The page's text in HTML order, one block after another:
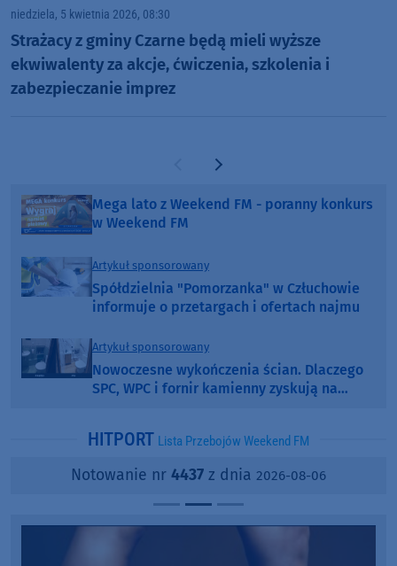
niedziela, 5 kwietnia 2026, 08:30
Strażacy z gminy Czarne będą mieli wyższe
ekwiwalenty za akcje, ćwiczenia, szkolenia i
zabezpieczanie imprez
Poprzednia strona
Następna strona
Mega lato z Weekend FM - poranny konkurs
w Weekend FM
Artykuł sponsorowany
Spółdzielnia "Pomorzanka" w Człuchowie
informuje o przetargach i ofertach najmu
Artykuł sponsorowany
Nowoczesne wykończenia ścian. Dlaczego
SPC, WPC i fornir kamienny zyskują na
HITPORT Lista Przebojów Weekend FM
Notowanie nr 4437 z dnia 2026-08-06